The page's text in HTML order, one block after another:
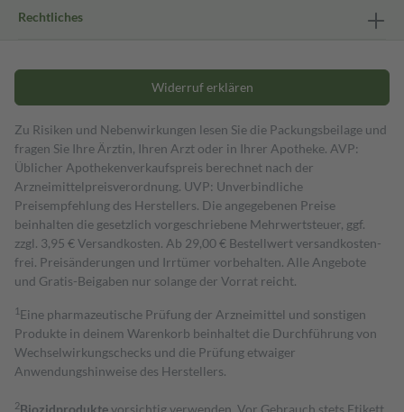
Rechtliches
Widerruf erklären
Zu Risiken und Nebenwirkungen lesen Sie die Packungsbeilage und
fragen Sie Ihre Ärztin, Ihren Arzt oder in Ihrer Apotheke. AVP:
Üblicher Apothekenverkaufspreis berechnet nach der
Arzneimittelpreisverordnung. UVP: Unverbindliche
Preisempfehlung des Herstellers. Die angegebenen Preise
beinhalten die gesetzlich vorgeschriebene Mehrwertsteuer, ggf.
zzgl. 3,95 € Versandkosten. Ab 29,00 € Bestell­wert versand­kosten­
frei. Preisänderungen und Irrtümer vorbehalten. Alle Angebote
und Gratis-Beigaben nur solange der Vorrat reicht.
1 Eine pharmazeutische Prüfung der Arzneimittel und sonstigen
Produkte in deinem Warenkorb beinhaltet die Durchführung von
Wechselwirkungschecks und die Prüfung etwaiger
Anwendungshinweise des Herstellers.
2Biozidproduktevorsichtig verwenden. Vor Gebrauch stets Etikett